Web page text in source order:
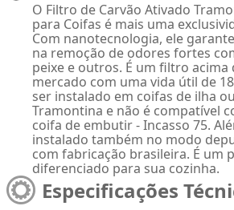
O Filtro de Carvão Ativado
para Coifas é mais uma
Com nanotecnologia, ele
na remoção de odores fortes
peixe e outros. É um filtro acima
mercado com uma vida útil de
ser instalado em coifas de ilha
Tramontina e não é compatível
coifa de embutir - Incasso 75.
instalado também no modo
com fabricação brasileira. É um
diferenciado para sua cozinha.
Especificações